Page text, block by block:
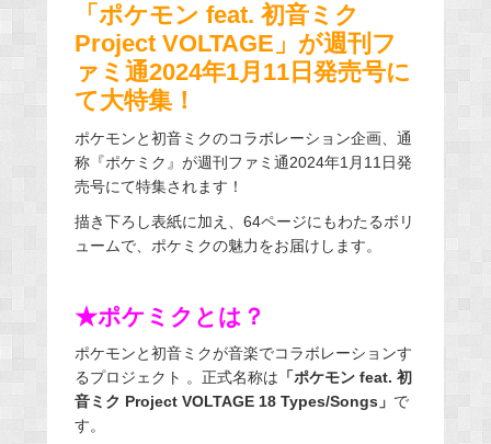
k
「ポケモン feat. 初音ミク
Project VOLTAGE」が週刊フ
ァミ通2024年1月11日発売号に
て大特集！
ポケモンと初音ミクのコラボレーション企画、通
称『ポケミク』が週刊ファミ通2024年1月11日発
売号にて特集されます！
描き下ろし表紙に加え、64ページにもわたるボリ
ュームで、ポケミクの魅力をお届けします。
★ポケミクとは？
ポケモンと初音ミクが音楽でコラボレーションす
るプロジェクト 。正式名称は 「ポケモン feat. 初
音ミク Project VOLTAGE 18 Types/Songs」 で
す。